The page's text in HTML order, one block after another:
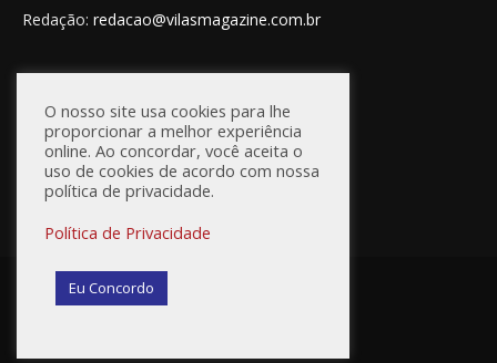
Redação: redacao@vilasmagazine.com.br
FIQUE CONECTADO
© Vilas Magazine / Site Desenvolvido por:
O nosso site usa cookies para lhe
proporcionar a melhor experiência
online. Ao concordar, você aceita o
uso de cookies de acordo com nossa
política de privacidade.
Política de Privacidade
Eu Concordo